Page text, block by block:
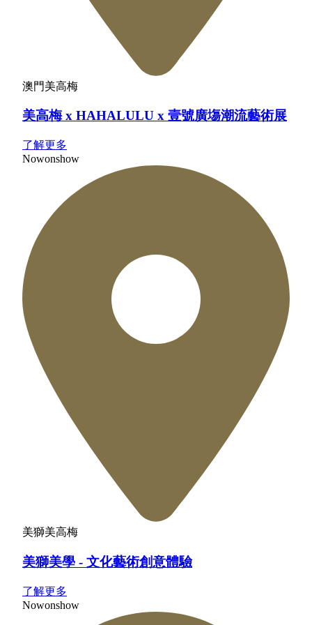
澳門美高梅
美高梅 x HAHALULU x 壹號廣塲潮流藝術展
了解更多
Nowonshow
美獅美高梅
美獅美學 - 文化藝術創意體驗
了解更多
Nowonshow